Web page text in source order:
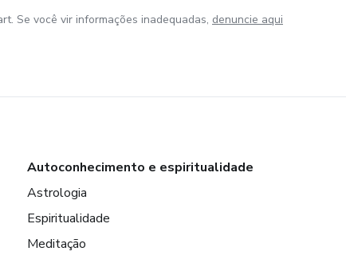
Se você vir informações inadequadas, denuncie aqui
Autoconhecimento e espiritualidade
Astrologia
Espiritualidade
Meditação